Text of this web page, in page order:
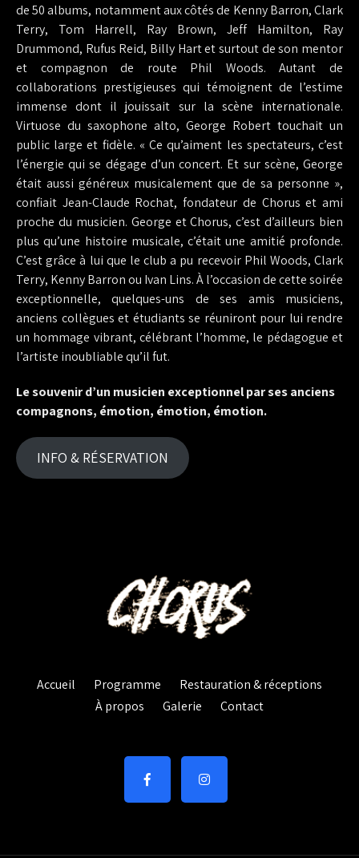
de 50 albums, notamment aux côtés de Kenny Barron, Clark
Terry, Tom Harrell, Ray Brown, Jeff Hamilton, Ray
Drummond, Rufus Reid, Billy Hart et surtout de son mentor
et compagnon de route Phil Woods. Autant de
collaborations prestigieuses qui témoignent de l’estime
immense dont il jouissait sur la scène internationale.
Virtuose du saxophone alto, George Robert touchait un
public large et fidèle. « Ce qu’aiment les spectateurs, c’est
l’énergie qui se dégage d’un concert. Et sur scène, George
était aussi généreux musicalement que de sa personne »,
confiait Jean-Claude Rochat, fondateur de Chorus et ami
proche du musicien. George et Chorus, c’est d’ailleurs bien
plus qu’une histoire musicale, c’était une amitié profonde.
C’est grâce à lui que le club a pu recevoir Phil Woods, Clark
Terry, Kenny Barron ou Ivan Lins. À l’occasion de cette soirée
exceptionnelle, quelques-uns de ses amis musiciens,
anciens collègues et étudiants se réuniront pour lui rendre
un hommage vibrant, célébrant l’homme, le pédagogue et
l’artiste inoubliable qu’il fut.
Le souvenir d’un musicien exceptionnel par ses anciens
compagnons, émotion, émotion, émotion.
INFO & RÉSERVATION
Accueil Programme
Restauration & réceptions
À propos
Galerie Contact